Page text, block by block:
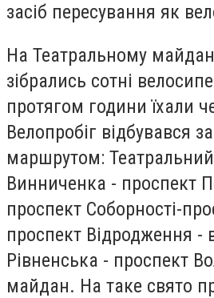
засіб пересування як
На Театральному
зібрались сотні
протягом години їхали
Велопробіг відбувався
маршрутом:
Винниченка - проспект
проспект Соборності-
проспект Відродження -
Рівненська - проспект
майдан. На таке свято